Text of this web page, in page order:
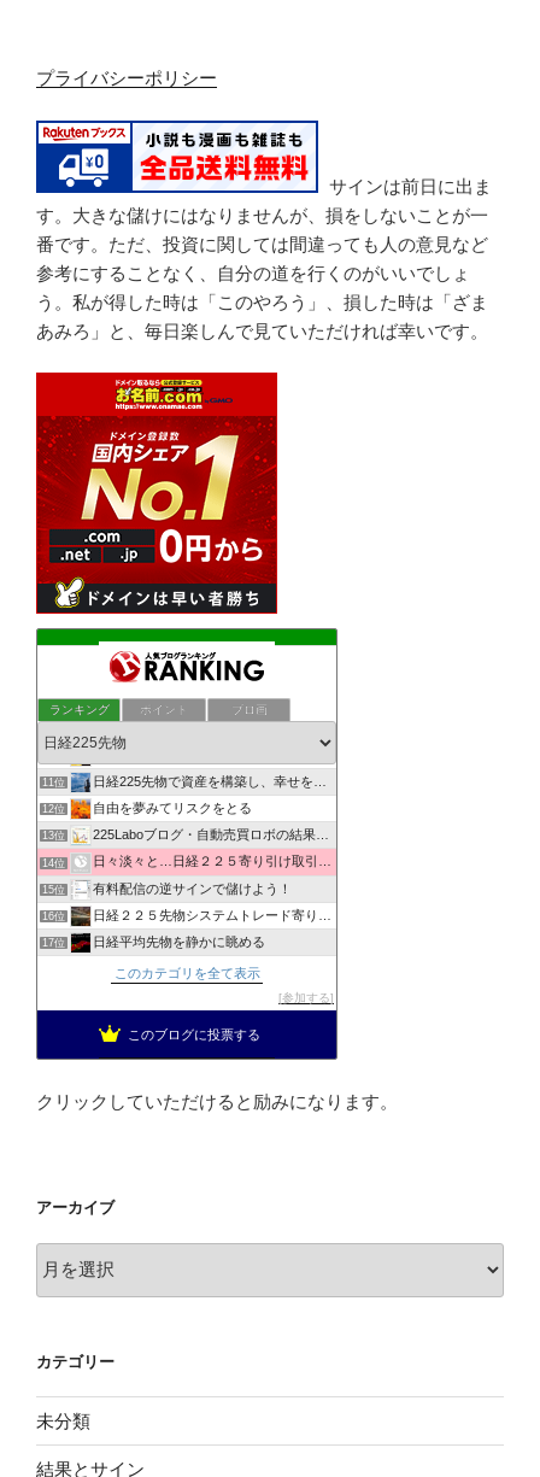
ン
プライバシーポリシー
サインは前日に出ま
す。大きな儲けにはなりませんが、損をしないことが一
番です。ただ、投資に関しては間違っても人の意見など
参考にすることなく、自分の道を行くのがいいでしょ
う。私が得した時は「このやろう」、損した時は「ざま
あみろ」と、毎日楽しんで見ていただければ幸いです。
ランキング ポイント ブロ画
日経225先物・日中寄り引けシステムトレード研究所
8位 日経225先物・夜間寄り引けシステムトレード研究所
日経225先物システムトレードでPONPON！
11位 日経225先物で資産を構築し、幸せを実現するMarkのブログ
12位 自由を夢みてリスクをとる
13位 225Laboブログ・自動売買ロボの結果を発信
14位 日々淡々と…日経２２５寄り引け取引の記録
15位 有料配信の逆サインで儲けよう！
16位 日経２２５先物システムトレード寄り引けブログ
17位 日経平均先物を静かに眺める
ショートスイングエボリューション
上場企業取締役の日経225先物トレード
このカテゴリを全て表示
参加する
このブログに投票する
クリックしていただけると励みになります。
アーカイブ
ア
ブ
カテゴリー
未分類
結果とサイン